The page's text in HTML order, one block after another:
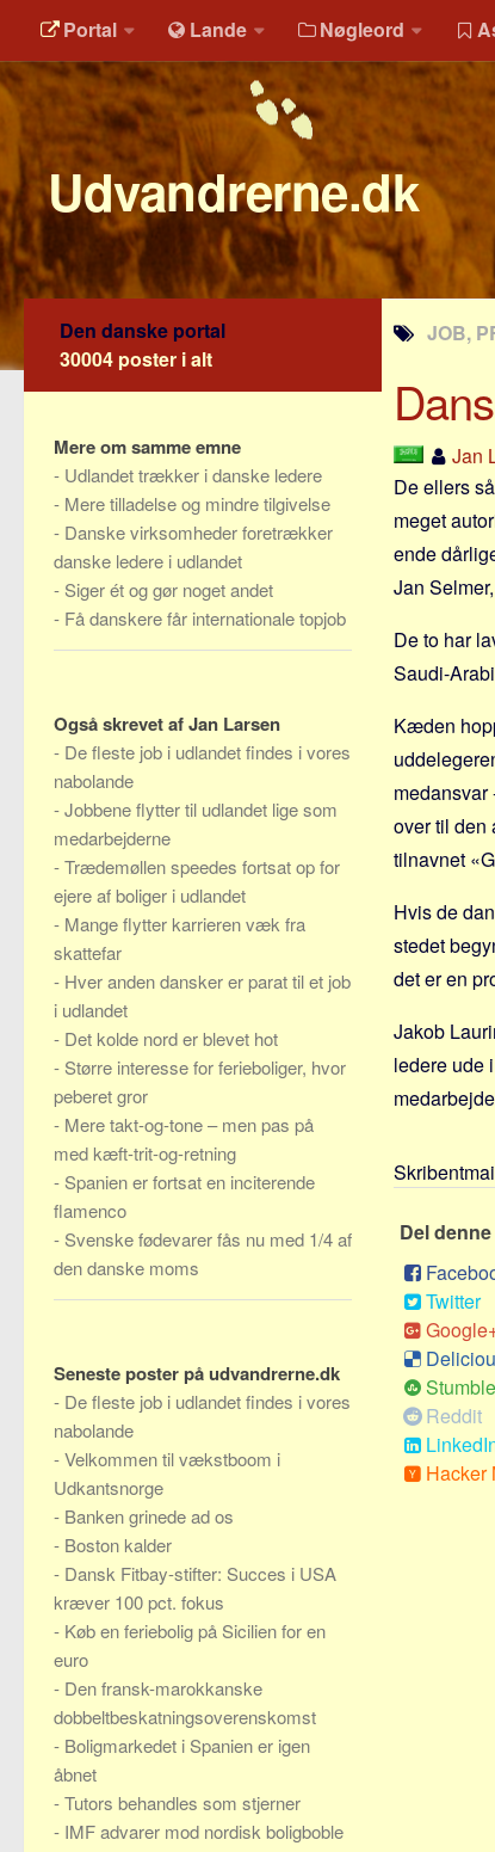
Portal Lande Nøgleord
Udvandrerne.dk
JOB,
Jan
De ellers
meget
ende
Jan
De to har
Saudi-
Kæden
medansvar
over til den
tilnavnet
Hvis de
stedet
det er en
Jakob
ledere ude
Del
Twitter
Reddit
Hacker
Den danske portal
30004 poster i alt
Mere om samme emne
- Udlandet trækker i danske ledere
- Mere tilladelse og mindre tilgivelse
- Danske virksomheder foretrækker
danske ledere i udlandet
- Siger ét og gør noget andet
- Få danskere får internationale topjob
Også skrevet af Jan Larsen
- De fleste job i udlandet findes i vores
nabolande
-Jobbene flytter til udlandet lige som
medarbejderne
-Trædemøllen speedes fortsat op for
ejere af boliger i udlandet
- Mange flytter karrieren væk fra
skattefar
- Hver anden dansker er parat til et job
i udlandet
- Det kolde nord er blevet hot
- Større interesse for ferieboliger, hvor
peberet gror
- Mere takt-og-tone – men pas på
med kæft-trit-og-retning
- Spanien er fortsat en inciterende
flamenco
- Svenske fødevarer fås nu med 1/4 af
den danske moms
Seneste poster på udvandrerne.dk
- De fleste job i udlandet findes i vores
nabolande
-Velkommen til vækstboom i
Udkantsnorge
- Banken grinede ad os
- Boston kalder
- Dansk Fitbay-stifter: Succes i USA
kræver 100 pct. fokus
- Køb en feriebolig på Sicilien for en
euro
- Den fransk-marokkanske
dobbeltbeskatningsoverenskomst
- Boligmarkedet i Spanien er igen
åbnet
-Tutors behandles som stjerner
- IMF advarer mod nordisk boligboble